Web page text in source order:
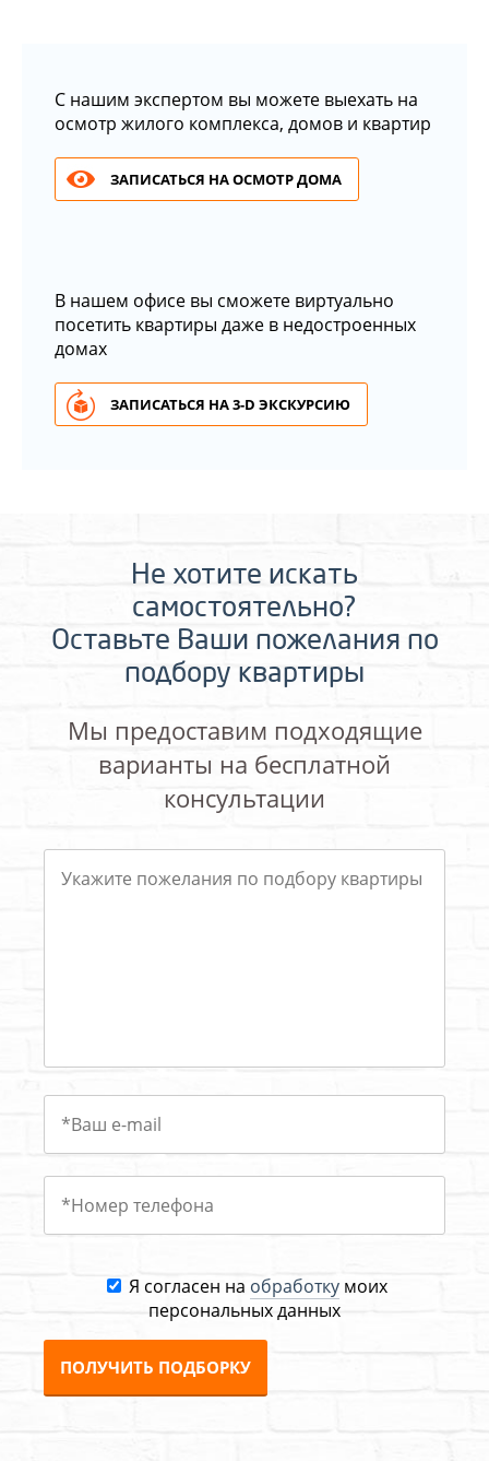
С нашим экспертом вы можете выехать на
осмотр жилого комплекса, домов и квартир
ЗАПИСАТЬСЯ НА ОСМОТР ДОМА
В нашем офисе вы сможете виртуально
посетить квартиры даже в недостроенных
домах
ЗАПИСАТЬСЯ НА 3-D ЭКСКУРСИЮ
Не хотите искать
самостоятельно?
Оставьте Ваши пожелания по
подбору квартиры
Мы предоставим подходящие
варианты на бесплатной
консультации
Я согласен на обработкумоих
персональных данных
ПОЛУЧИТЬ ПОДБОРКУ